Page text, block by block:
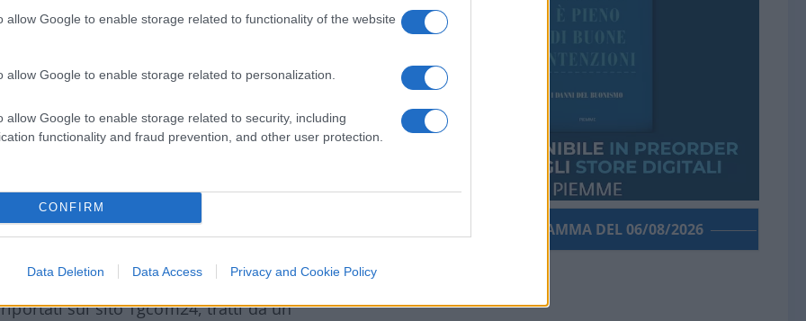
allow Google to enable storage related to functionality of the website
allow Google to enable storage related to personalization.
allow Google to enable storage related to security, including
functionality and fraud prevention, and other user protection.
CONFIRM
Data Deletion Data Access Privacy and Cookie Policy
in una asettica casa famiglia da
con una drammatica adozione.
esperta,
alla Camera durante l’iniziativa
infanzia, Michela Vittoria Brambilla: “Il
sul sito Tgcom24, tratti da un
PORROGRAMMA DEL 06/08/2026